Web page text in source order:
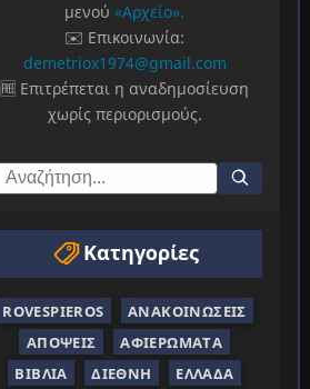
μενού «Αρχείο».
✉️ Επικοινωνία:
demetriox1974@gmail.com
🆓 Επιτρέπεται η αναδημοσίευση
χωρίς περιορισμούς.
Κατηγορίες
ROVESPIEROS
ΑΝΑΚΟΙΝΏΣΕΙΣ
ΑΠΌΨΕΙΣ
ΑΦΙΕΡΏΜΑΤΑ
ΒΙΒΛΊΑ
ΔΙΕΘΝΉ ΕΛΛΆΔΑ